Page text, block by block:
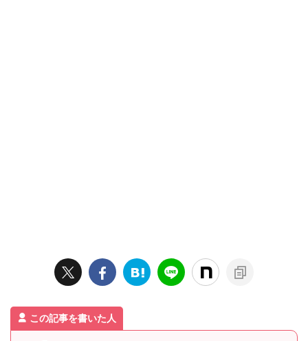
この記事を書いた人